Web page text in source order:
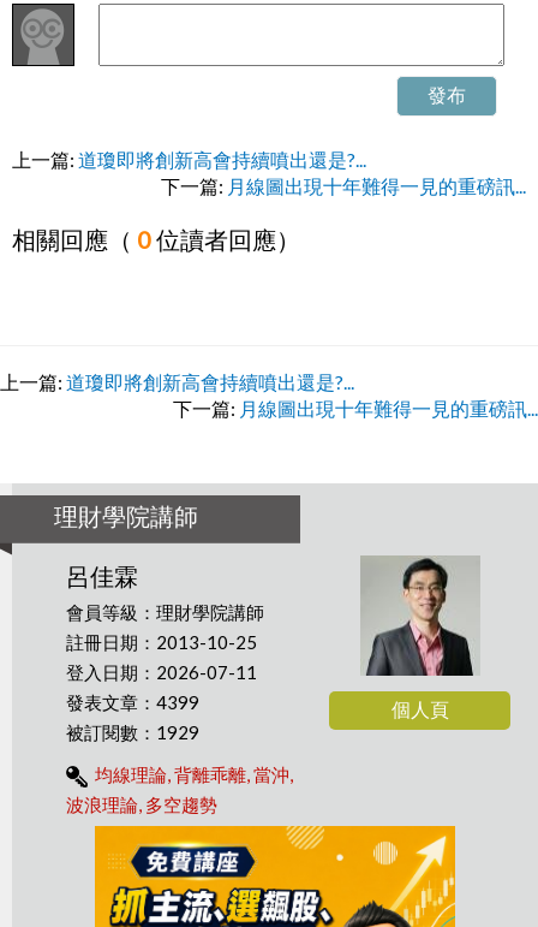
發布
上一篇: 道瓊即將創新高會持續噴出還是?...
下一篇: 月線圖出現十年難得一見的重磅訊...
相關回應（ 0位讀者回應）
上一篇: 道瓊即將創新高會持續噴出還是?...
下一篇: 月線圖出現十年難得一見的重磅訊...
理財學院講師
呂佳霖
會員等級：理財學院講師
註冊日期：2013-10-25
登入日期：2026-07-11
發表文章：4399
被訂閱數：1929
均線理論, 背離乖離, 當沖,
波浪理論, 多空趨勢
個人頁